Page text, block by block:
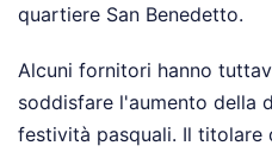
quartiere San Benedetto.
Alcuni fornitori hanno
soddisfare l'aumento della
festività pasquali. Il titolare